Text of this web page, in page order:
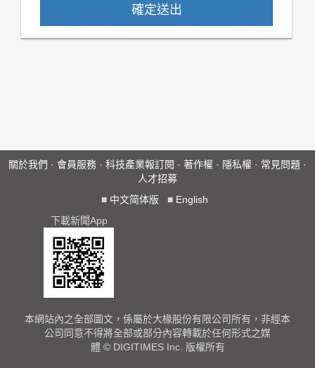
確定送出
關於我們 · 會員服務 · 科技產業報訂閱 · 著作權 · 隱私權 · 常見問題 ·
人才招募
■ 中文简体版 ■ English
下載新聞App
本網站內之全部圖文，係屬於大椽股份有限公司所有，非經本
公司同意不得將全部或部分內容轉載於任何形式之媒
體 © DIGITIMES Inc. 版權所有